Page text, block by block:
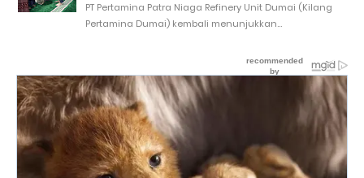
PT Pertamina Patra Niaga Refinery Unit Dumai (Kilang
Pertamina Dumai) kembali menunjukkan...